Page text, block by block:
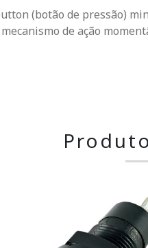
(botão de pressão)
de ação